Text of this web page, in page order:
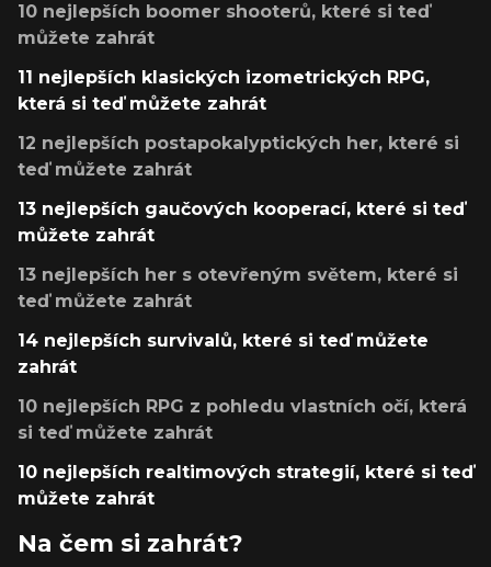
10 nejlepších boomer shooterů, které si teď
můžete zahrát
11 nejlepších klasických izometrických RPG,
která si teď můžete zahrát
12 nejlepších postapokalyptických her, které si
teď můžete zahrát
13 nejlepších gaučových kooperací, které si teď
můžete zahrát
13 nejlepších her s otevřeným světem, které si
teď můžete zahrát
14 nejlepších survivalů, které si teď můžete
zahrát
10 nejlepších RPG z pohledu vlastních očí, která
si teď můžete zahrát
10 nejlepších realtimových strategií, které si teď
můžete zahrát
Na čem si zahrát?